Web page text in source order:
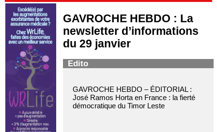
GAVROCHE HEBDO : La
newsletter d’informations
du 29 janvier
Edito
GAVROCHE HEBDO – ÉDITORIAL :
José Ramos Horta en France : la fierté
démocratique du Timor Leste